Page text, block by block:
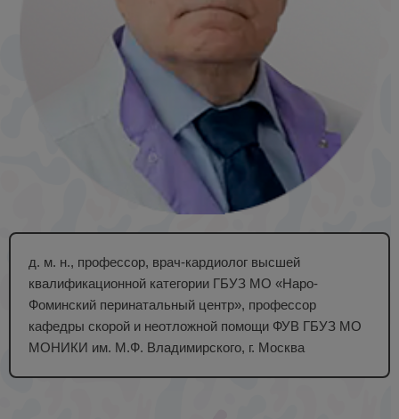
д. м. н., профессор, врач-кардиолог высшей
квалификационной категории ГБУЗ МО «Наро-
Фоминский перинатальный центр», профессор
кафедры скорой и неотложной помощи ФУВ ГБУЗ МО
МОНИКИ им. М.Ф. Владимирского, г. Москва